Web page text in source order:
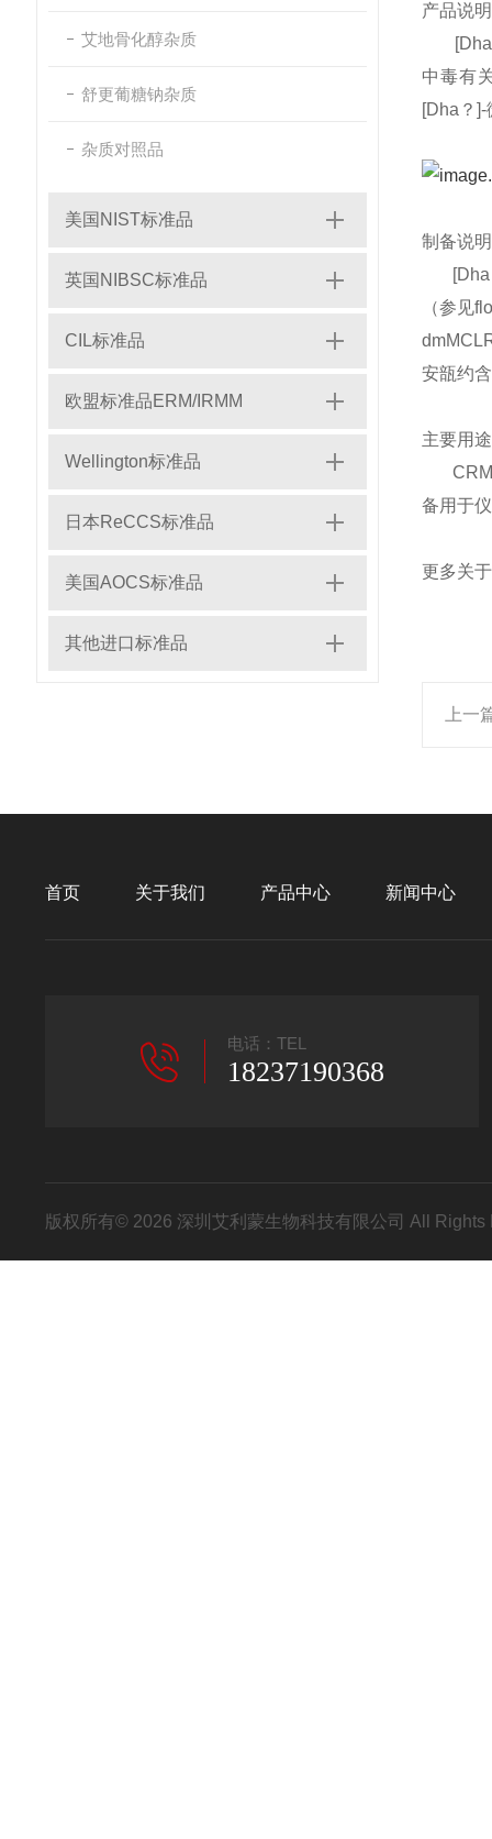
艾地骨化醇杂质
舒更葡糖钠杂质
杂质对照品
美国NIST标准品
英国NIBSC标准品
CIL标准品
欧盟标准品ERM/IRMM
Wellington标准品
日本ReCCS标准品
美国AOCS标准品
其他进口标准品
产品说
[Dha]-
中毒有
[Dha？
制备说
（参见
安瓿约
主要用
CRM
备用于
更多关
上一
首页 关于我们 产品中心 新闻中心
电话：TEL
18237190368
版权所有© 2026 深圳艾利蒙生物科技有限公司 All